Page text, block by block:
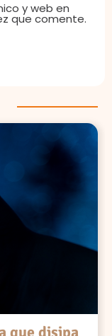
y web en
que comente.